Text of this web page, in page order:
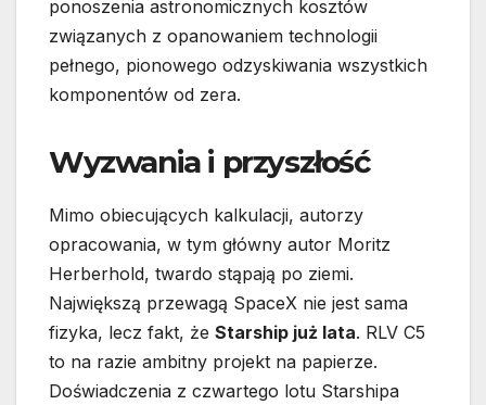
ponoszenia astronomicznych kosztów
związanych z opanowaniem technologii
pełnego, pionowego odzyskiwania wszystkich
komponentów od zera.
Wyzwania i przyszłość
Mimo obiecujących kalkulacji, autorzy
opracowania, w tym główny autor Moritz
Herberhold, twardo stąpają po ziemi.
Największą przewagą SpaceX nie jest sama
fizyka, lecz fakt, że Starship już lata. RLV C5
to na razie ambitny projekt na papierze.
Doświadczenia z czwartego lotu Starshipa